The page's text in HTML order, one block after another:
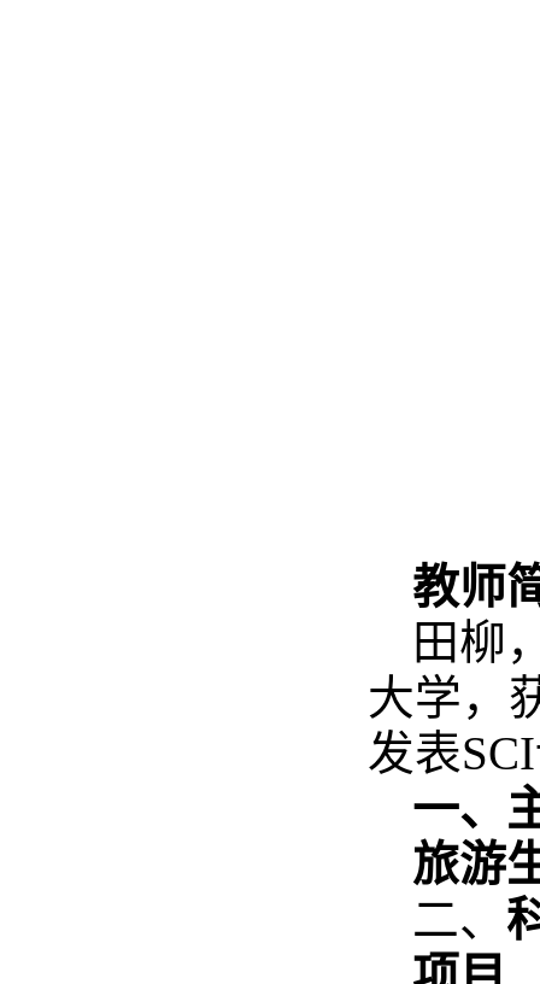
教师
田柳
大学，
发表
一、
旅游
二、